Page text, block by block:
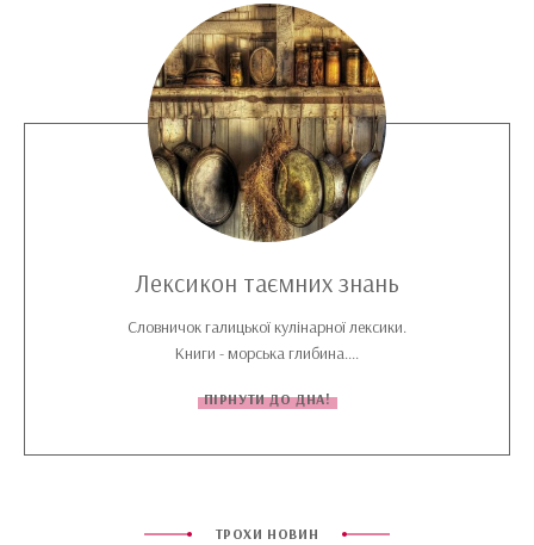
Лексикон таємних знань
Словничок галицької кулінарної лексики.
Книги - морська глибина....
ПІРНУТИ ДО ДНА!
ТРОХИ НОВИН